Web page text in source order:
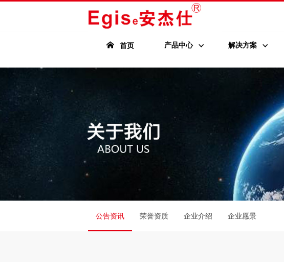
首页 产品中心 解决方案
公告资讯 荣誉资质 企业介绍 企业愿景